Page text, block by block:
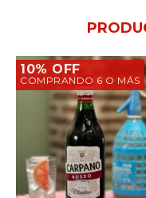
10% OFF
COMPRANDO 6 O MÁS